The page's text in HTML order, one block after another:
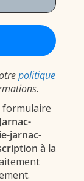
politique
formulaire
jarnac-
à la